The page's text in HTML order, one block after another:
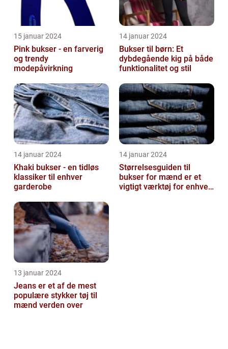
15 januar 2024
Pink bukser - en farverig
og trendy
modepåvirkning
14 januar 2024
Bukser til børn: Et
dybdegående kig på både
funktionalitet og stil
14 januar 2024
Khaki bukser - en tidløs
klassiker til enhver
garderobe
14 januar 2024
Størrelsesguiden til
bukser for mænd er et
vigtigt værktøj for enhver
13 januar 2024
Jeans er et af de mest
populære stykker tøj til
mænd verden over